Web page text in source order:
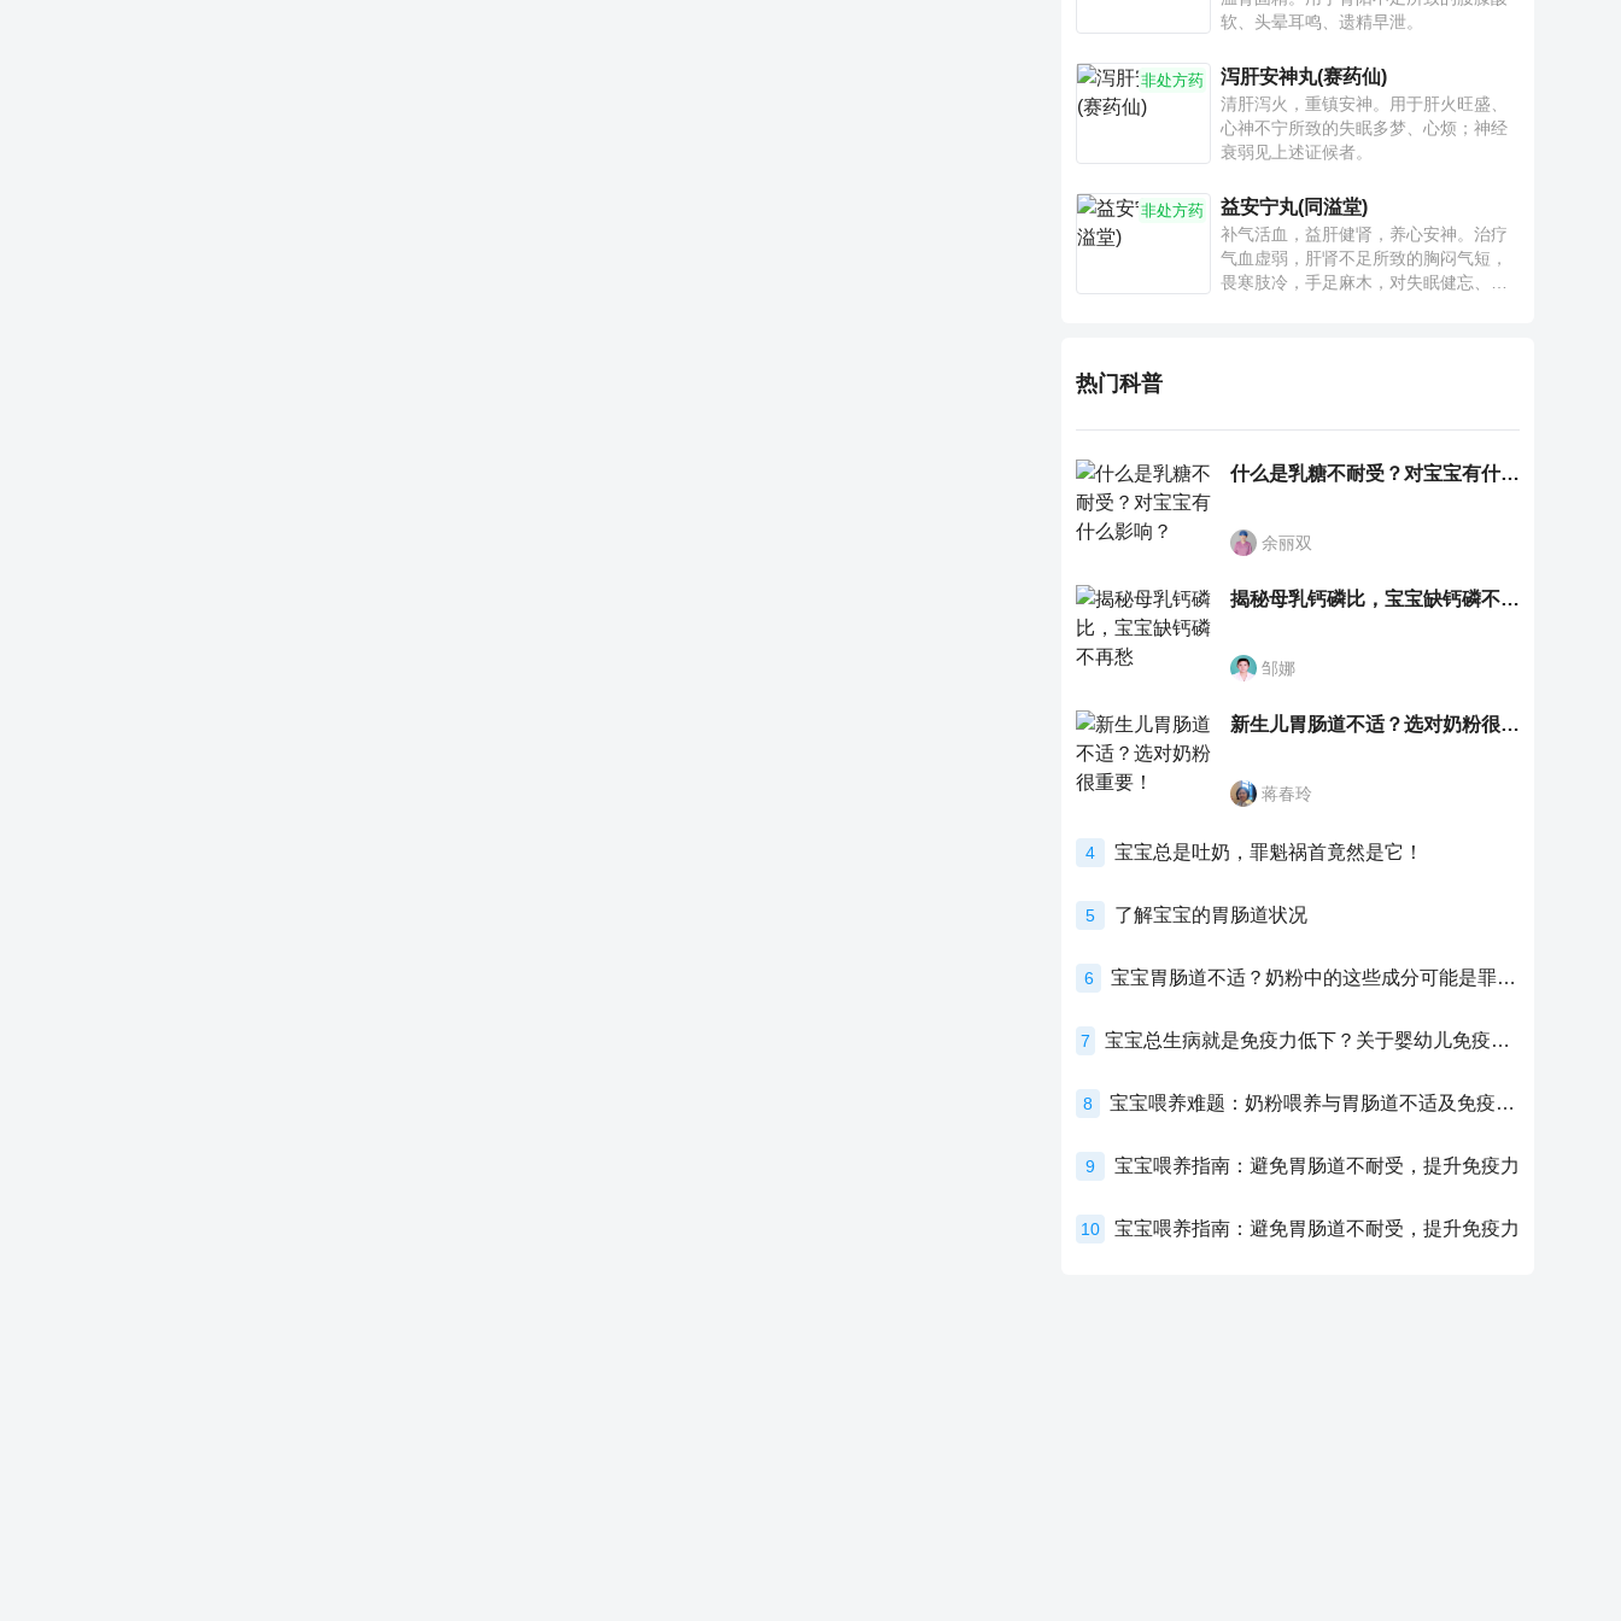
软、头晕耳鸣、遗精早泄。
非处方药 泻肝安神丸(赛药仙)
清肝泻火，重镇安神。用于肝火旺盛、
心神不宁所致的失眠多梦、心烦；神经
衰弱见上述证候者。
非处方药 益安宁丸(同溢堂)
补气活血，益肝健肾，养心安神。治疗
气血虚弱，肝肾不足所致的胸闷气短，
畏寒肢冷，手足麻木，对失眠健忘、神
热门科普
什么是乳糖不耐受？对宝宝有什么影响？
余丽双
揭秘母乳钙磷比，宝宝缺钙磷不再愁
邹娜
新生儿胃肠道不适？选对奶粉很重要！
蒋春玲
4 宝宝总是吐奶，罪魁祸首竟然是它！
5 了解宝宝的胃肠道状况
6 宝宝胃肠道不适？奶粉中的这些成分可能是罪魁祸首！
7 宝宝总生病就是免疫力低下？关于婴幼儿免疫力的真相，家长必须了解！
8 宝宝喂养难题：奶粉喂养与胃肠道不适及免疫力提升的奥秘
9 宝宝喂养指南：避免胃肠道不耐受，提升免疫力
10 宝宝喂养指南：避免胃肠道不耐受，提升免疫力